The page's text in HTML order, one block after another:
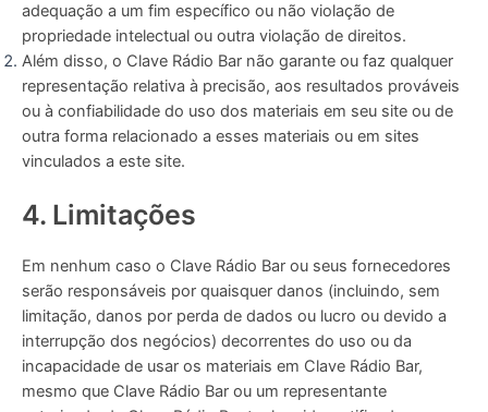
adequação a um fim específico ou não violação de
propriedade intelectual ou outra violação de direitos.
Além disso, o Clave Rádio Bar não garante ou faz qualquer
representação relativa à precisão, aos resultados prováveis ​​
ou à confiabilidade do uso dos materiais em seu site ou de
outra forma relacionado a esses materiais ou em sites
vinculados a este site.
4. Limitações
Em nenhum caso o Clave Rádio Bar ou seus fornecedores
serão responsáveis ​​por quaisquer danos (incluindo, sem
limitação, danos por perda de dados ou lucro ou devido a
interrupção dos negócios) decorrentes do uso ou da
incapacidade de usar os materiais em Clave Rádio Bar,
mesmo que Clave Rádio Bar ou um representante